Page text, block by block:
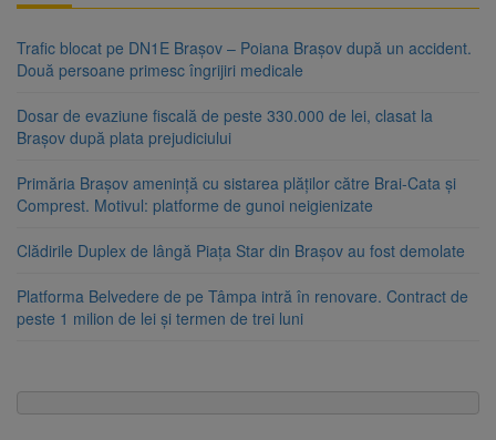
Trafic blocat pe DN1E Brașov – Poiana Brașov după un accident.
Două persoane primesc îngrijiri medicale
Dosar de evaziune fiscală de peste 330.000 de lei, clasat la
Brașov după plata prejudiciului
Primăria Brașov amenință cu sistarea plăților către Brai-Cata și
Comprest. Motivul: platforme de gunoi neigienizate
Clădirile Duplex de lângă Piața Star din Brașov au fost demolate
Platforma Belvedere de pe Tâmpa intră în renovare. Contract de
peste 1 milion de lei și termen de trei luni